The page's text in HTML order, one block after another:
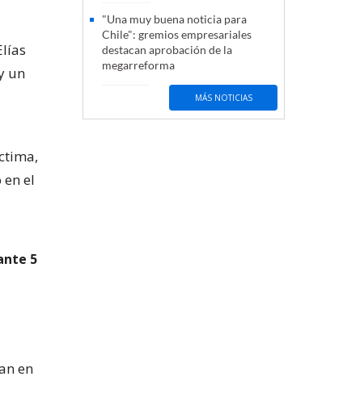
un
el
5
en
"Una muy buena noticia para
Chile": gremios empresariales
destacan aprobación de la
megarreforma
MÁS NOTICIAS